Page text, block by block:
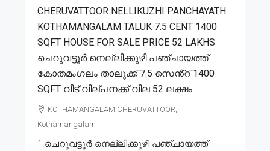
CHERUVATTOOR NELLIKUZHI PANCHAYATH
KOTHAMANGALAM TALUK 7.5 CENT 1400
SQFT HOUSE FOR SALE PRICE 52 LAKHS
ചെറുവട്ടൂർ നെല്ലിക്കുഴി പഞ്ചായത്ത്
കോതമംഗലം താലൂക്ക് 7.5 സെൻ്റ് 1400
SQFT വീട് വില്പനക്ക് വില 52 ലക്ഷം
KOTHAMANGALAM,CHERUVATTOOR,
Kothamangalam
1.ചെറുവട്ടൂർ നെല്ലിക്കുഴി പഞ്ചായത്ത്